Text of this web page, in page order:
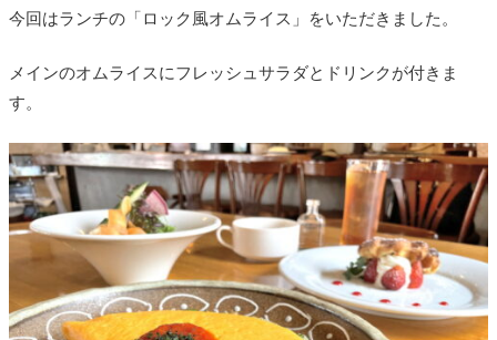
今回はランチの「ロック風オムライス」をいただきました。
メインのオムライスにフレッシュサラダとドリンクが付きま
す。